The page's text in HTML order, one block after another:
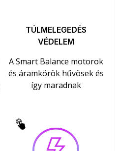
TÚLMELEGEDÉS
VÉDELEM
A Smart Balance motorok
és áramkörök hűvösek és
így maradnak